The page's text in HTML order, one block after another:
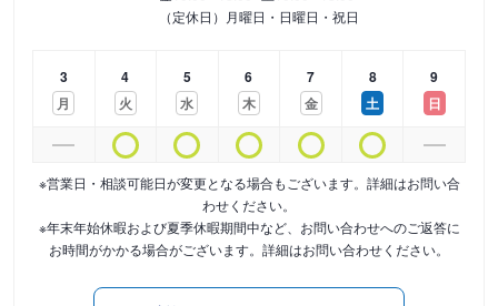
（定休日）月曜日・日曜日・祝日
3
月
4
火
5
水
6
木
7
金
8
土
9
日
※営業日・相談可能日が変更となる場合もございます。詳細はお問い合
わせください。
※年末年始休暇および夏季休暇期間中など、お問い合わせへのご返答に
お時間がかかる場合がございます。詳細はお問い合わせください。